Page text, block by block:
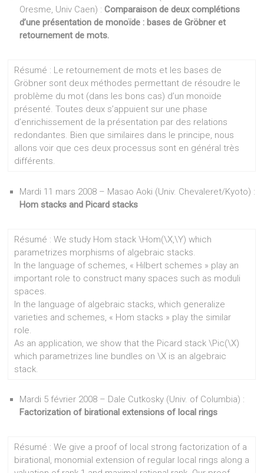
Oresme, Univ Caen) :Comparaison de deux complétions
d’une présentation de monoïde : bases de Gröbner et
retournement de mots.
Résumé : Le retournement de mots et les bases de
Gröbner sont deux méthodes permettant de résoudre le
problème du mot (dans les bons cas) d’un monoïde
présenté. Toutes deux s’appuient sur une phase
d’enrichissement de la présentation par des relations
redondantes. Bien que similaires dans le principe, nous
allons voir que ces deux processus sont en général très
différents.
Mardi 11 mars 2008 – Masao Aoki (Univ. Chevaleret/Kyoto) :
Hom stacks and Picard stacks
Résumé : We study Hom stack \Hom(\X,\Y) which
parametrizes morphisms of algebraic stacks.
In the language of schemes, « Hilbert schemes » play an
important role to construct many spaces such as moduli
spaces.
In the language of algebraic stacks, which generalize
varieties and schemes, « Hom stacks » play the similar
role.
As an application, we show that the Picard stack \Pic(\X)
which parametrizes line bundles on \X is an algebraic
stack.
Mardi 5 février 2008 – Dale Cutkosky (Univ. of Columbia) :
Factorization of birational extensions of local rings
Résumé : We give a proof of local strong factorization of a
birational, monomial extension of regular local rings along a